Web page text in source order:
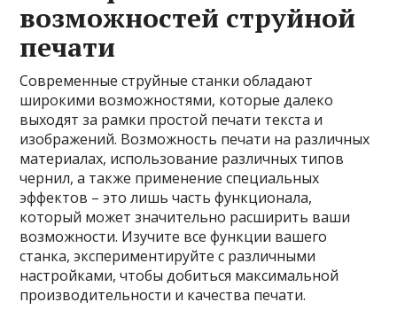
возможностей струйной
печати
Современные струйные станки обладают
широкими возможностями, которые далеко
выходят за рамки простой печати текста и
изображений. Возможность печати на различных
материалах, использование различных типов
чернил, а также применение специальных
эффектов – это лишь часть функционала,
который может значительно расширить ваши
возможности. Изучите все функции вашего
станка, экспериментируйте с различными
настройками, чтобы добиться максимальной
производительности и качества печати.